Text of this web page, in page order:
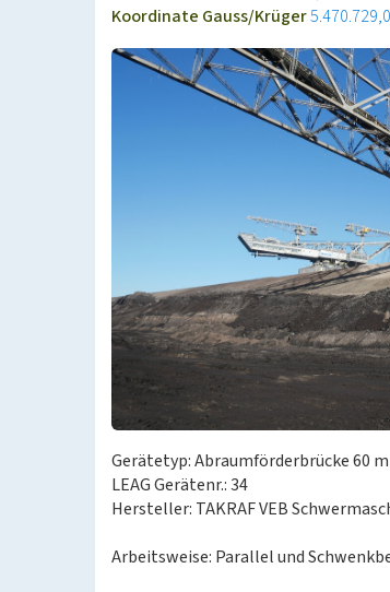
Koordinate Gauss/Krüger
Gerätetyp: Abraumförderbrücke 60 m
LEAG Gerätenr.: 34
Hersteller: TAKRAF VEB
Arbeitsweise: Parallel und